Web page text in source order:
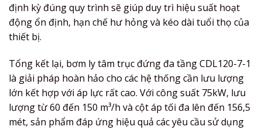
định kỳ đúng quy trình sẽ giúp duy trì hiệu suất hoạt
động ổn định, hạn chế hư hỏng và kéo dài tuổi thọ của
thiết bị.
Tổng kết lại, bơm ly tâm trục đứng đa tầng CDL120-7-1
là giải pháp hoàn hảo cho các hệ thống cần lưu lượng
lớn kết hợp với áp lực rất cao. Với công suất 75kW, lưu
lượng từ 60 đến 150 m³/h và cột áp tối đa lên đến 156,5
mét, sản phẩm đáp ứng hiệu quả các yêu cầu sử dụng